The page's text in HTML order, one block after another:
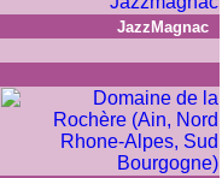
JazzMagnac